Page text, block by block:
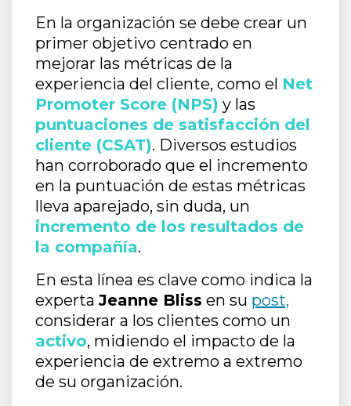
En la organización se debe crear un
primer objetivo centrado en
mejorar las métricas de la
experiencia del cliente, como el Net
Promoter Score (NPS) y las
puntuaciones de satisfacción del
cliente (CSAT). Diversos estudios
han corroborado que el incremento
en la puntuación de estas métricas
lleva aparejado, sin duda, un
incremento de los resultados de
la compañía.
En esta línea es clave como indica la
expertaJeanne Bliss en su post,
considerar a los clientes como un
activo, midiendo el impacto de la
experiencia de extremo a extremo
de su organización.